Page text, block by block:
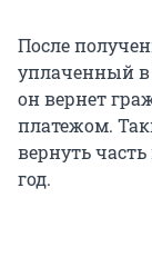
После
уплаченный в
он вернет
платежом.
вернуть
год.